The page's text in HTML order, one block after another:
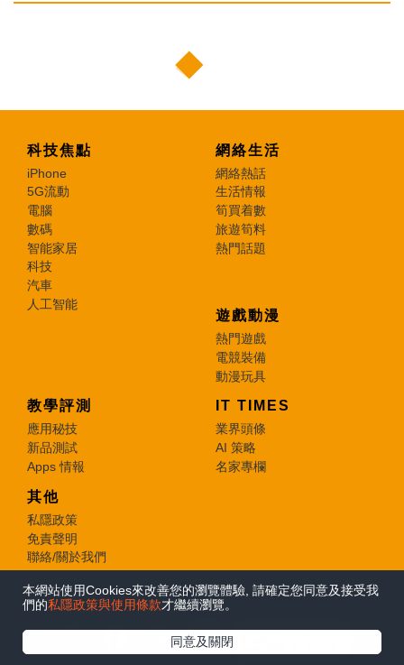
本網站使用Cookies來改善您的瀏覽體驗, 請確定您同意及接受我
們的私隱政策與使用條款才繼續瀏覽。
同意及關閉
科技焦點
iPhone
5G流動
電腦
數碼
智能家居
科技
汽車
人工智能
網絡生活
網絡熱話
生活情報
筍買着數
旅遊筍料
熱門話題
遊戲動漫
熱門遊戲
電競裝備
動漫玩具
教學評測
應用秘技
新品測試
Apps 情報
IT TIMES
業界頭條
AI 策略
名家專欄
其他
私隱政策
免責聲明
聯絡/關於我們
© 2026 e-zone. All Rights Reserved.